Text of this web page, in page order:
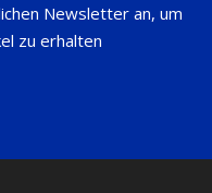
Newsletter an, um
zu erhalten